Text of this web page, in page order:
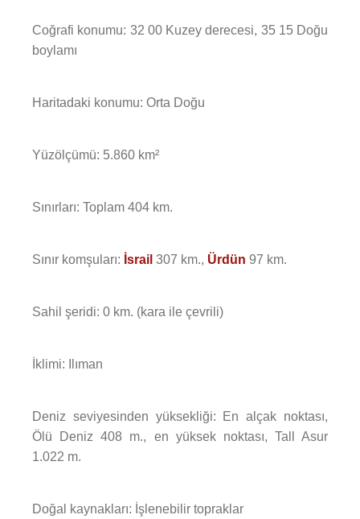
Coğrafi konumu: 32 00 Kuzey derecesi, 35 15 Doğu
boylamı
Haritadaki konumu: Orta Doğu
Yüzölçümü: 5.860 km²
Sınırları: Toplam 404 km.
Sınır komşuları: İsrail 307 km., Ürdün 97 km.
Sahil şeridi: 0 km. (kara ile çevrili)
İklimi: Ilıman
Deniz seviyesinden yüksekliği: En alçak noktası,
Ölü Deniz 408 m., en yüksek noktası, Tall Asur
1.022 m.
Doğal kaynakları: İşlenebilir topraklar